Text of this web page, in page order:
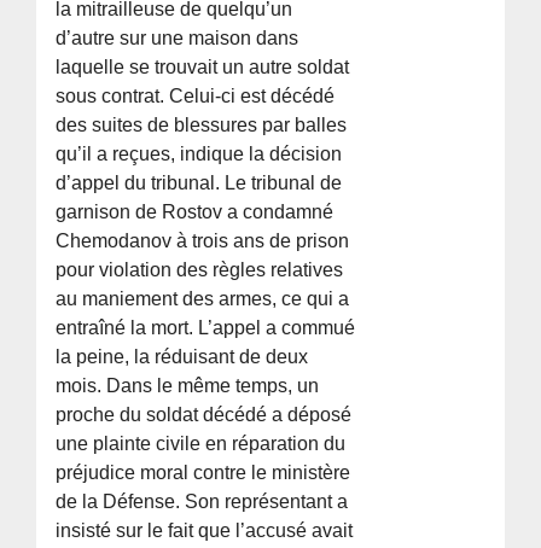
la mitrailleuse de quelqu’un
d’autre sur une maison dans
laquelle se trouvait un autre soldat
sous contrat. Celui-ci est décédé
des suites de blessures par balles
qu’il a reçues, indique la décision
d’appel du tribunal. Le tribunal de
garnison de Rostov a condamné
Chemodanov à trois ans de prison
pour violation des règles relatives
au maniement des armes, ce qui a
entraîné la mort. L’appel a commué
la peine, la réduisant de deux
mois. Dans le même temps, un
proche du soldat décédé a déposé
une plainte civile en réparation du
préjudice moral contre le ministère
de la Défense. Son représentant a
insisté sur le fait que l’accusé avait